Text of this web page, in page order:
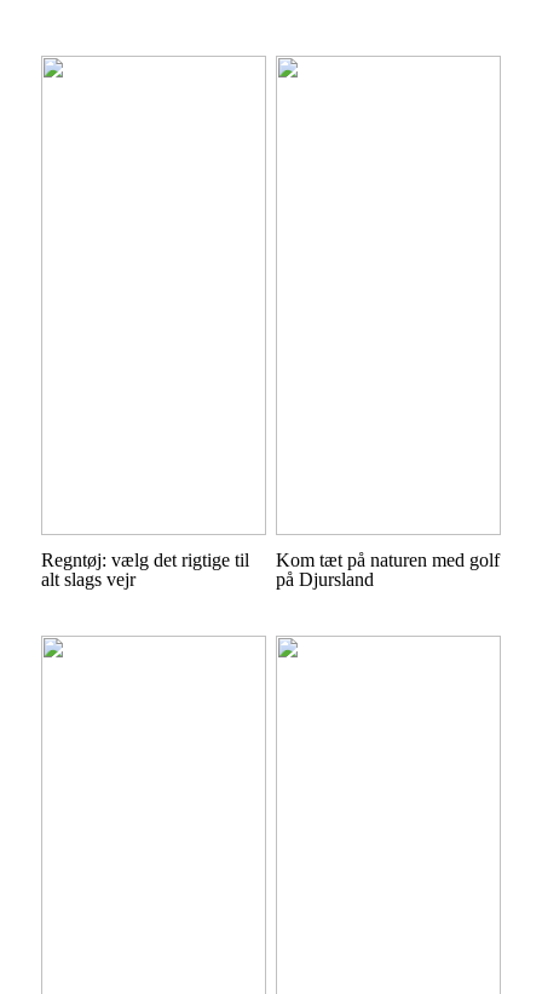
Regntøj: vælg det rigtige til
alt slags vejr
Kom tæt på naturen med golf
på Djursland